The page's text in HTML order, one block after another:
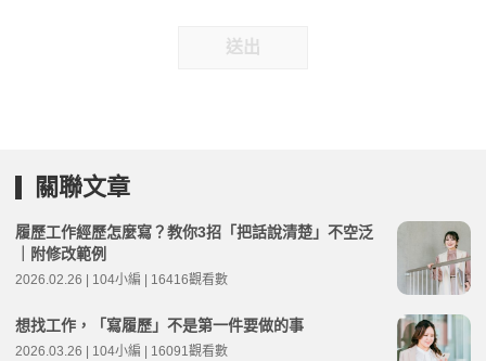
送出
關聯文章
履歷工作經歷怎麼寫？教你3招「把話說清楚」不空泛
｜附修改範例
2026.02.26 | 104小編 | 16416觀看數
想找工作，「寫履歷」不是第一件要做的事
2026.03.26 | 104小編 | 16091觀看數